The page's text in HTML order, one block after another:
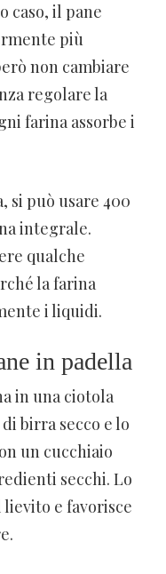
caso, il pane
più
non cambiare
regolare la
farina assorbe i
si può usare 400
integrale.
qualche
la farina
i liquidi.
in padella
in una ciotola
birra secco e lo
un cucchiaio
secchi. Lo
e favorisce